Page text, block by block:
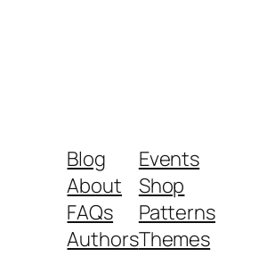
Blog
About
FAQs
Authors
Events
Shop
Patterns
Themes